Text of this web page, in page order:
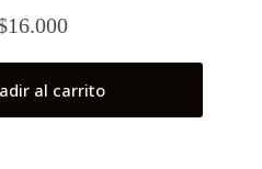
16.000
al carrito